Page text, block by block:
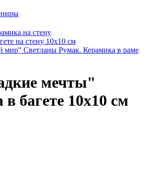
на стену
на стену 10х10 см
мир" Светланы Румак. Керамика в раме
мечты"
багете 10х10 см